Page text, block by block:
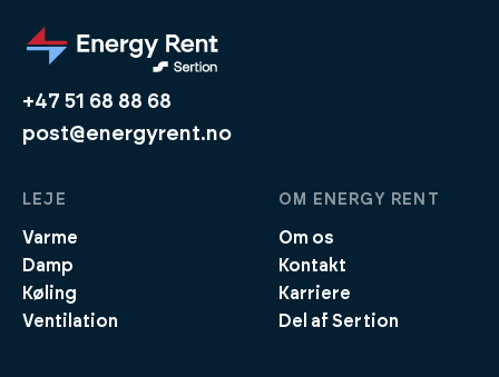
+47 51 68 88 68
post@energyrent.no
LEJE
Varme
Damp
Køling
Ventilation
OM ENERGY RENT
Om os
Kontakt
Karriere
Del af Sertion